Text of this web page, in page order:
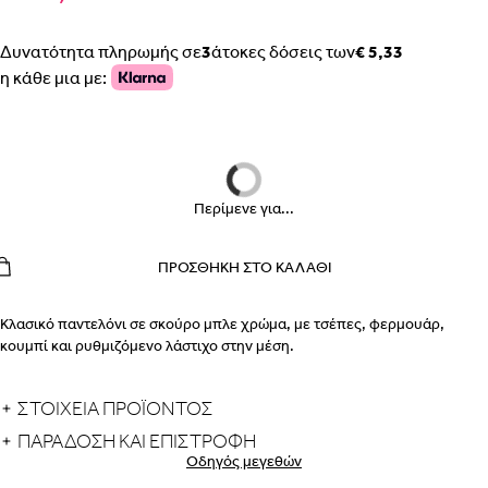
Δυνατότητα πληρωμής σε3άτοκες δόσεις των€ 5,33
η κάθε μια με:
Περίμενε για...
ΠΡΟΣΘΉΚΗ ΣΤΟ ΚΑΛΆΘΙ
Κλασικό παντελόνι σε σκούρο μπλε χρώμα, με τσέπες, φερμουάρ,
κουμπί και ρυθμιζόμενο λάστιχο στην μέση.
ΣΤΟΙΧΕΙΑ ΠΡΟΪΟΝΤΟΣ
ΠΑΡΆΔΟΣΗ ΚΑΙ ΕΠΙΣΤΡΟΦΉ
Οδηγός μεγεθών
ΕΣΩΡΟΥΧΑ ΕΓΚΥΜΟΣΥΝΗΣ – ΣΛΙΠ, ΖΩΝΗ, ΚΟΡΣΕΣ
ΠΩΣ ΠΑΙΡΝΟΥΜΕ ΤΑ ΜΕΤΡΑΒΗΜΑ 1